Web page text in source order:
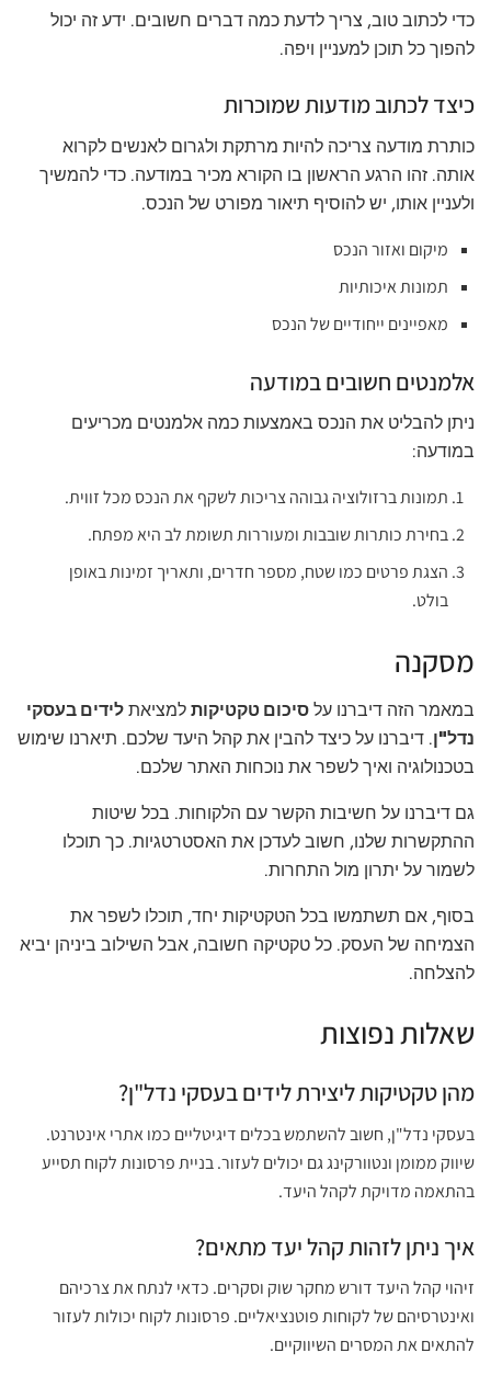
כדי לכתוב טוב, צריך לדעת כמה דברים חשובים. ידע זה יכול
להפוך כל תוכן למעניין ויפה.
כיצד לכתוב מודעות שמוכרות
כותרת מודעה צריכה להיות מרתקת ולגרום לאנשים לקרוא
אותה. זהו הרגע הראשון בו הקורא מכיר במודעה. כדי להמשיך
ולעניין אותו, יש להוסיף תיאור מפורט של הנכס.
מיקום ואזור הנכס
תמונות איכותיות
מאפיינים ייחודיים של הנכס
אלמנטים חשובים במודעה
ניתן להבליט את הנכס באמצעות כמה אלמנטים מכריעים
במודעה:
תמונות ברזולוציה גבוהה צריכות לשקף את הנכס מכל זווית.
בחירת כותרות שובבות ומעוררות תשומת לב היא מפתח.
הצגת פרטים כמו שטח, מספר חדרים, ותאריך זמינות באופן
בולט.
מסקנה
במאמר הזה דיברנו עלסיכום טקטיקותלמציאתלידים בעסקי
נדל"ן. דיברנו על כיצד להבין את קהל היעד שלכם. תיארנו שימוש
בטכנולוגיה ואיך לשפר את נוכחות האתר שלכם.
גם דיברנו על חשיבות הקשר עם הלקוחות. בכל שיטות
ההתקשרות שלנו, חשוב לעדכן את האסטרטגיות. כך תוכלו
לשמור על יתרון מול התחרות.
בסוף, אם תשתמשו בכל הטקטיקות יחד, תוכלו לשפר את
הצמיחה של העסק. כל טקטיקה חשובה, אבל השילוב ביניהן יביא
להצלחה.
שאלות נפוצות
מהן טקטיקות ליצירת לידים בעסקי נדל"ן?
בעסקי נדל"ן, חשוב להשתמש בכלים דיגיטליים כמו אתרי אינטרנט.
שיווק ממומן ונטוורקינג גם יכולים לעזור. בניית פרסונות לקוח תסייע
בהתאמה מדויקת לקהל היעד.
איך ניתן לזהות קהל יעד מתאים?
זיהוי קהל היעד דורש מחקר שוק וסקרים. כדאי לנתח את צרכיהם
ואינטרסיהם של לקוחות פוטנציאליים. פרסונות לקוח יכולות לעזור
להתאים את המסרים השיווקיים.